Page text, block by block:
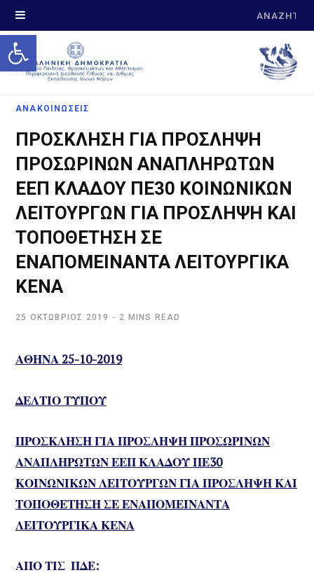
Open toolbar
Search
ΑΝΑΚΟΙΝΩΣΕΙΣ
ΠΡΟΣΚΛΗΣΗ ΓΙΑ ΠΡΟΣΛΗΨΗ
ΠΡΟΣΩΡΙΝΩΝ ΑΝΑΠΛΗΡΩΤΩΝ
ΕΕΠ ΚΛΑΔΟΥ ΠΕ30 ΚΟΙΝΩΝΙΚΩΝ
ΛΕΙΤΟΥΡΓΩΝ ΓΙΑ ΠΡΟΣΛΗΨΗ ΚΑΙ
ΤΟΠΟΘΕΤΗΣΗ ΣΕ
ΕΝΑΠΟΜΕΙΝΑΝΤΑ ΛΕΙΤΟΥΡΓΙΚΑ
ΚΕΝΑ
25 ΟΚΤΏΒΡΙΟΣ 2019 2 MINS READ
ΑΘΗΝΑ 25-10-2019
ΔΕΛΤΙΟ ΤΥΠΟΥ
ΠΡΟΣΚΛΗΣΗ ΓΙΑ ΠΡΟΣΛΗΨΗ ΠΡΟΣΩΡΙΝΩΝ
ΑΝΑΠΛΗΡΩΤΩΝ ΕΕΠ ΚΛΑΔΟΥ ΠΕ30
ΚΟΙΝΩΝΙΚΩΝ ΛΕΙΤΟΥΡΓΩΝ ΓΙΑ ΠΡΟΣΛΗΨΗ ΚΑΙ
ΤΟΠΟΘΕΤΗΣΗ ΣΕ ΕΝΑΠΟΜΕΙΝΑΝΤΑ
ΛΕΙΤΟΥΡΓΙΚΑ ΚΕΝΑ
ΑΠΟ ΤΙΣ ΠΔΕ: